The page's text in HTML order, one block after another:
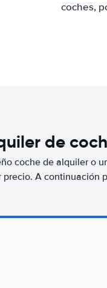
coches,
de
coche de alquiler o
A continuación